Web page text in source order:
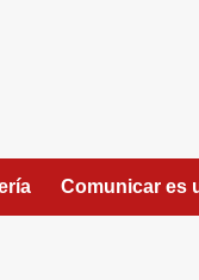
Comunicar es